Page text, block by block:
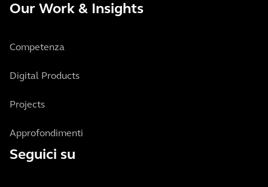
Our Work & Insights
Competenza
Digital Products
Projects
Approfondimenti
Seguici su